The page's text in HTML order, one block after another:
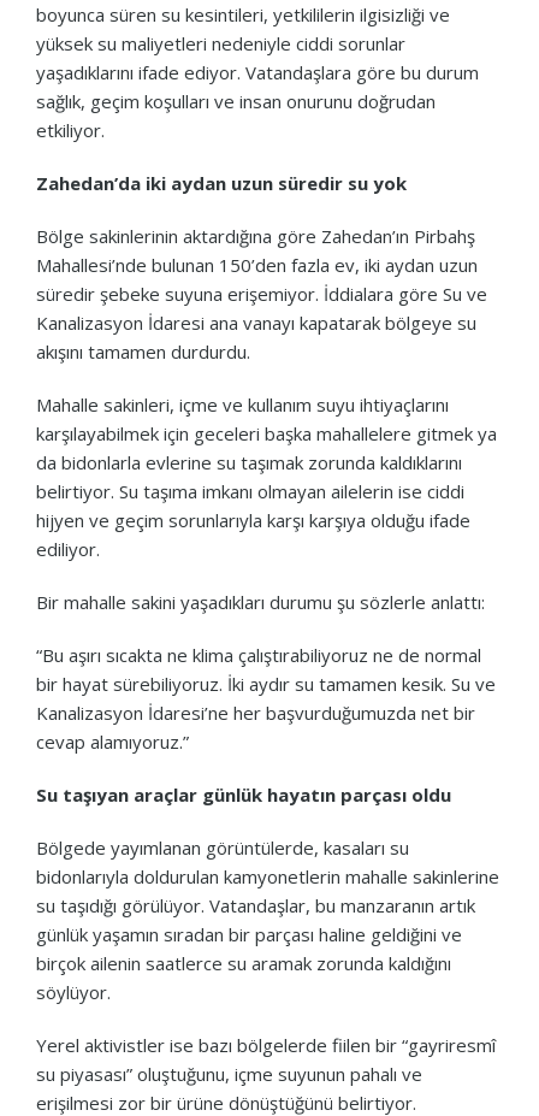
boyunca süren su kesintileri, yetkililerin ilgisizliği ve
yüksek su maliyetleri nedeniyle ciddi sorunlar
yaşadıklarını ifade ediyor. Vatandaşlara göre bu durum
sağlık, geçim koşulları ve insan onurunu doğrudan
etkiliyor.
Zahedan’da iki aydan uzun süredir su yok
Bölge sakinlerinin aktardığına göre Zahedan’ın Pirbahş
Mahallesi’nde bulunan 150’den fazla ev, iki aydan uzun
süredir şebeke suyuna erişemiyor. İddialara göre Su ve
Kanalizasyon İdaresi ana vanayı kapatarak bölgeye su
akışını tamamen durdurdu.
Mahalle sakinleri, içme ve kullanım suyu ihtiyaçlarını
karşılayabilmek için geceleri başka mahallelere gitmek ya
da bidonlarla evlerine su taşımak zorunda kaldıklarını
belirtiyor. Su taşıma imkanı olmayan ailelerin ise ciddi
hijyen ve geçim sorunlarıyla karşı karşıya olduğu ifade
ediliyor.
Bir mahalle sakini yaşadıkları durumu şu sözlerle anlattı:
“Bu aşırı sıcakta ne klima çalıştırabiliyoruz ne de normal
bir hayat sürebiliyoruz. İki aydır su tamamen kesik. Su ve
Kanalizasyon İdaresi’ne her başvurduğumuzda net bir
cevap alamıyoruz.”
Su taşıyan araçlar günlük hayatın parçası oldu
Bölgede yayımlanan görüntülerde, kasaları su
bidonlarıyla doldurulan kamyonetlerin mahalle sakinlerine
su taşıdığı görülüyor. Vatandaşlar, bu manzaranın artık
günlük yaşamın sıradan bir parçası haline geldiğini ve
birçok ailenin saatlerce su aramak zorunda kaldığını
söylüyor.
Yerel aktivistler ise bazı bölgelerde fiilen bir “gayriresmî
su piyasası” oluştuğunu, içme suyunun pahalı ve
erişilmesi zor bir ürüne dönüştüğünü belirtiyor.